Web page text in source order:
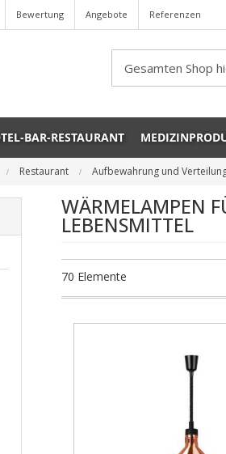
Bewertung Angebote Referenzen
Search
BAR-RESTAURANT
Restaurant Aufbewahrung und
WÄRMELAMPEN
LEBENSMITTEL
70 Elemente